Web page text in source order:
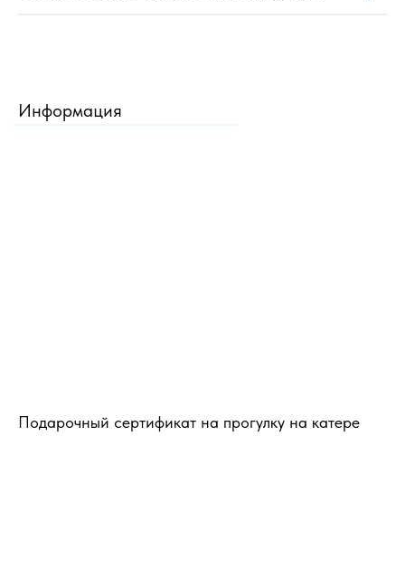
Информация
Подарочный сертификат на прогулку на катере